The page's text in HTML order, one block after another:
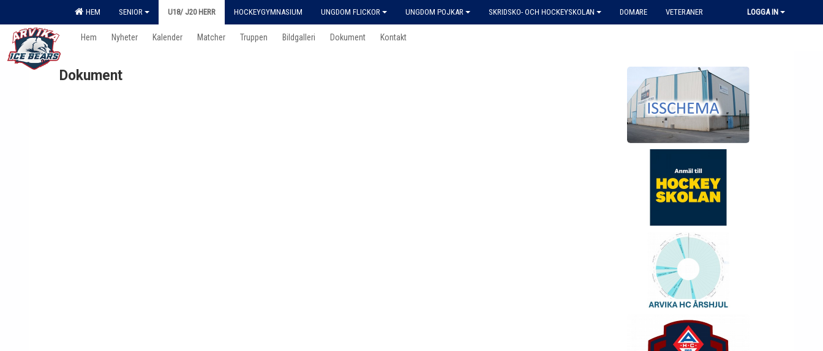
HEM SENIOR U18/ J20 HERR HOCKEYGYMNASIUM UNGDOM FLICKOR UNGDOM POJKAR SKRIDSKO- OCH HOCKEYSKOLAN DOMARE VETERANER LOGGA IN
Hem Nyheter Kalender Matcher Truppen Bildgalleri Dokument Kontakt
Dokument